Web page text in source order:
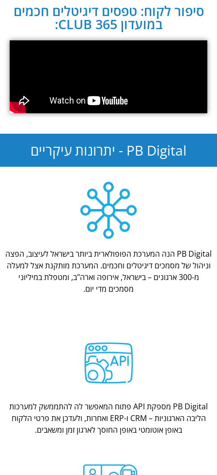
סיפור לקוח: טפסים דיגיטלים חכמים
במועדון CLUB 365:
PB Digital - יתרונות עיקריים
PB Digital הנה המערכת הפופולארית ביותר בישראל לעיצוב, הפצה
וניהול של מסמכים דיגיטלים וחכמים. המערכת מותקנת אצל למעלה
מ-300 ארגונים – בישראל, אירופה וארה"ב, ומטפלת במיליוני
מסמכים מדי יום.
PB Digital מספקת API פתוח המאפשר לה להתממשק למערכות
הליבה הארגוניות – CRM ו-ERP ואחרות, ולעדכן את פרטי הלקוח
באופן אוטומטי באופן החוסך לארגון זמן ומשאבים.